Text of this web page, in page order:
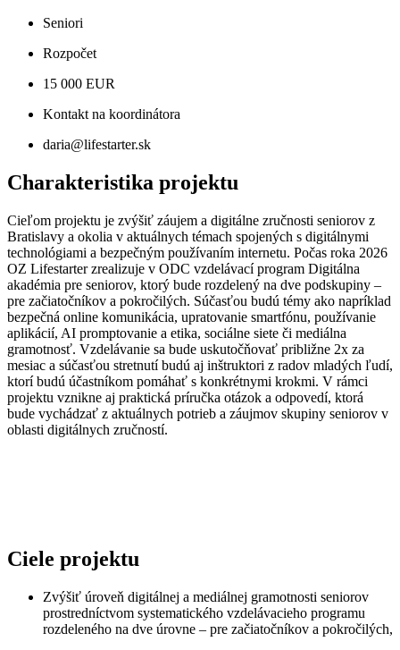
Seniori
Rozpočet
15 000 EUR
Kontakt na koordinátora
daria@lifestarter.sk
Charakteristika projektu
Cieľom projektu je zvýšiť záujem a digitálne zručnosti seniorov z
Bratislavy a okolia v aktuálnych témach spojených s digitálnymi
technológiami a bezpečným používaním internetu. Počas roka 2026
OZ Lifestarter zrealizuje v ODC vzdelávací program Digitálna
akadémia pre seniorov, ktorý bude rozdelený na dve podskupiny –
pre začiatočníkov a pokročilých. Súčasťou budú témy ako napríklad
bezpečná online komunikácia, upratovanie smartfónu, používanie
aplikácií, AI promptovanie a etika, sociálne siete či mediálna
gramotnosť. Vzdelávanie sa bude uskutočňovať približne 2x za
mesiac a súčasťou stretnutí budú aj inštruktori z radov mladých ľudí,
ktorí budú účastníkom pomáhať s konkrétnymi krokmi. V rámci
projektu vznikne aj praktická príručka otázok a odpovedí, ktorá
bude vychádzať z aktuálnych potrieb a záujmov skupiny seniorov v
oblasti digitálnych zručností.
Ciele projektu
Zvýšiť úroveň digitálnej a mediálnej gramotnosti seniorov
prostredníctvom systematického vzdelávacieho programu
rozdeleného na dve úrovne – pre začiatočníkov a pokročilých,